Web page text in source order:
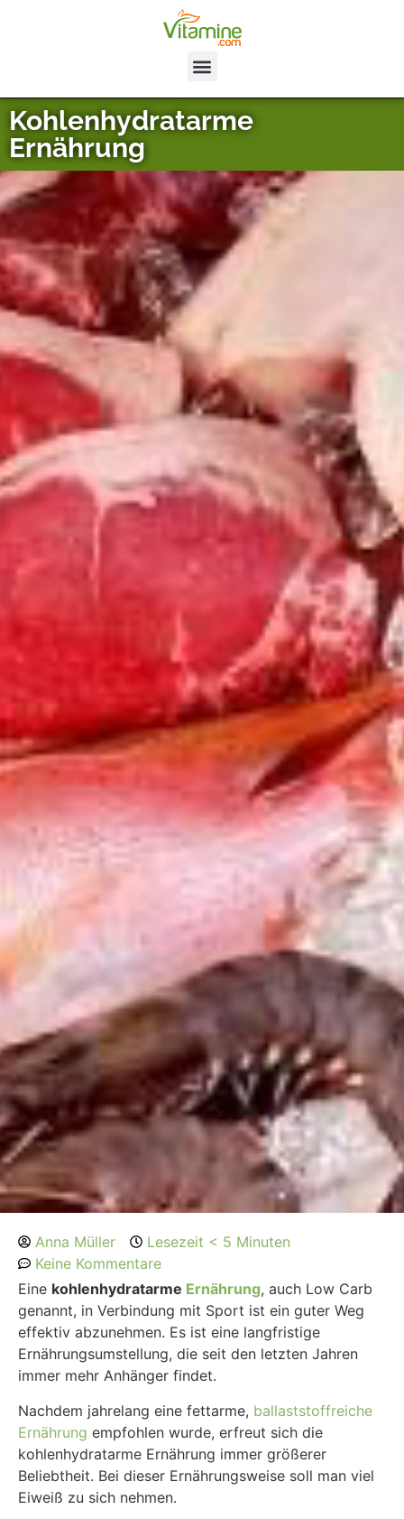
Kohlenhydratarme
Ernährung
Anna Müller
Lesezeit < 5 Minuten
Keine Kommentare
Eine kohlenhydratarme Ernährung, auch Low Carb
genannt, in Verbindung mit Sport ist ein guter Weg
effektiv abzunehmen. Es ist eine langfristige
Ernährungsumstellung, die seit den letzten Jahren
immer mehr Anhänger findet.
Nachdem jahrelang eine fettarme, ballaststoffreiche
Ernährung empfohlen wurde, erfreut sich die
kohlenhydratarme Ernährung immer größerer
Beliebtheit. Bei dieser Ernährungsweise soll man viel
Eiweiß zu sich nehmen.